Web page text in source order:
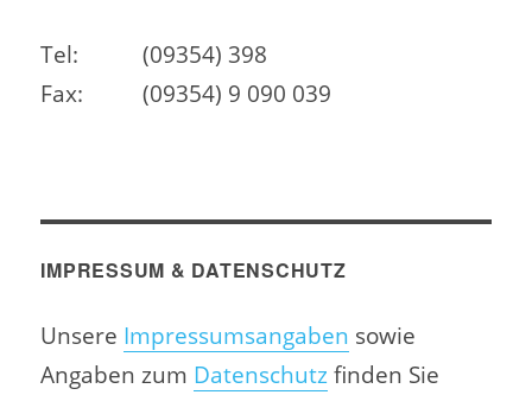
Tel:
(09354) 398
Fax:
(09354) 9 090 039
IMPRESSUM & DATENSCHUTZ
Unsere Impressumsangaben sowie
Angaben zum Datenschutzfinden Sie